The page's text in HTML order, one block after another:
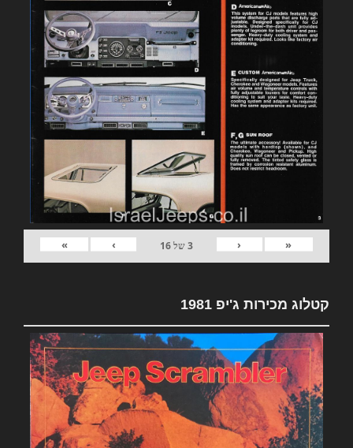
«
‹
3של16
›
»
קטלוג מכירות ג'יפ 1981